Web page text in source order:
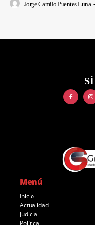
Jorge Camilo Puentes Luna -
Menú
Inicio
Actualidad
Judicial
Política